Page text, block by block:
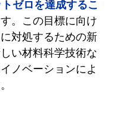
ゼロを達成するこ
。この目標に向け
対処するための新
い材料科学技術な
ノベーションによ